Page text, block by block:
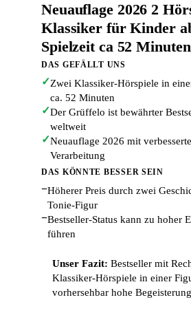
Neuauflage 2026 2
Klassiker für Kinder
Spielzeit ca 52 Minuten
DAS GEFÄLLT UNS
✓Zwei Klassiker-Hörspiele in
ca. 52 Minuten
✓Der Grüffelo ist bewährter
weltweit
✓Neuauflage 2026 mit
Verarbeitung
DAS KÖNNTE BESSER SEIN
−Höherer Preis durch zwei
Tonie-Figur
−Bestseller-Status kann zu hoher
führen
Unser Fazit: Bestseller mit
Klassiker-Hörspiele in einer
vorhersehbar hohe